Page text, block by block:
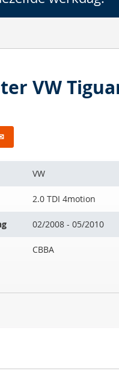
VW
VW
2.0 TDI 4motion
02/2008 - 05/2010
CBBA